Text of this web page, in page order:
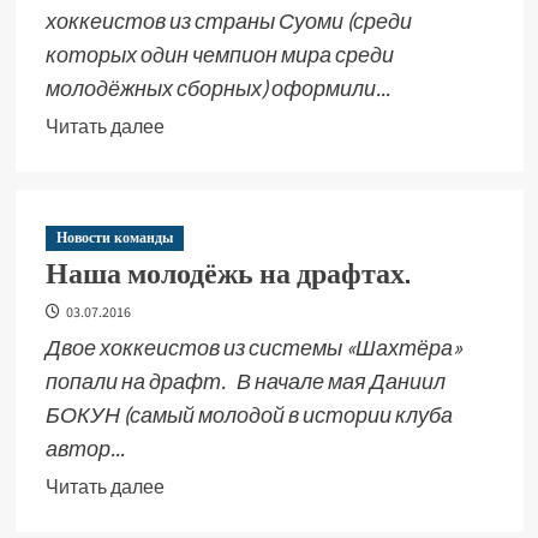
хоккеистов из страны Суоми (среди
которых один чемпион мира среди
молодёжных сборных) оформили...
Читать далее
Новости команды
Наша молодёжь на драфтах.
03.07.2016
Двое хоккеистов из системы «Шахтёра»
попали на драфт. В начале мая Даниил
БОКУН (самый молодой в истории клуба
автор...
Читать далее